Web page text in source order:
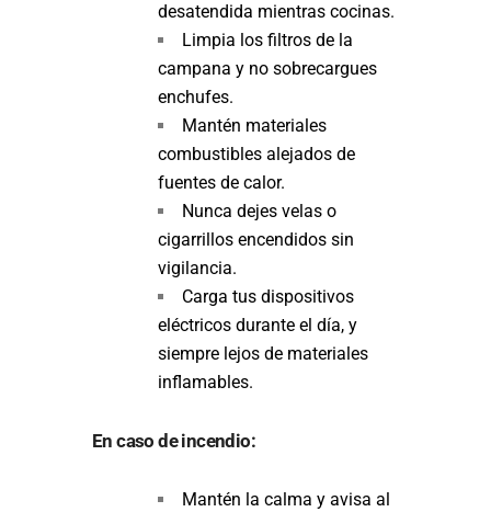
desatendida mientras cocinas.
Limpia los filtros de la
campana y no sobrecargues
enchufes.
Mantén materiales
combustibles alejados de
fuentes de calor.
Nunca dejes velas o
cigarrillos encendidos sin
vigilancia.
Carga tus dispositivos
eléctricos durante el día, y
siempre lejos de materiales
inflamables.
En caso de incendio:
Mantén la calma y avisa al